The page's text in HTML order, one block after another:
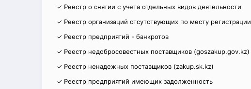
✓ Реестр о снятии с учета отдельных видов деятельности
✓ Реестр организаций отсутствующих по месту регистрации
✓ Реестр предприятий - банкротов
✓ Реестр недобросовестных поставщиков (goszakup.gov.kz)
✓ Реестр ненадежных поставщиков (zakup.sk.kz)
✓ Реестр предприятий имеющих задолженность